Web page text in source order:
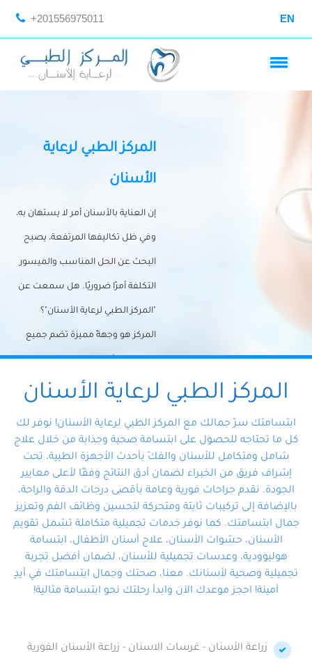
+201556975011 EN
المركز الطبي لرعاية
الأسنان
إن العناية بالأسنان أمر لا يستهان به،
وفي ظل تكاليفها المرتفعة، يصبح
البحث عن الحل المناسب والميسور
التكلفة أمرًا ضروريًا. هل سمعت عن
"المركز الطبي لرعاية الأسنان"؟
المركز هو وجهةً مميزة تضم جميع
احتياجات الأسنان تحت سقف واحد،
وتضمن لك حلاً شاملًا لجميع
المتخصص ذوي الخبرة، ستجد نفسك
في أيد أمينة تلبي احتياجاتك بكل
احترافية ودقة.
المركز الطبي لرعاية الأسنان
ابتسامتك سرّ جمالك مع المركز الطبي لرعاية الأسنان! نوفر لك
كل ما تحتاجه للحصول على ابتسامة صحية وجذابة من خلال علاج
شامل ومتكامل للأسنان والفكّ بأحدث الأجهزة الطبية، تحت
إشراف فريق من الخبراء لضمان أدق النتائج وفقًا لأعلى معايير
الجودة. نقدم جراحات فورية وعامة بأقصى درجات الدقة والراحة،
بالإضافة إلى تركيبات ثابتة ومتحركة لتحسين وظائف الفم وتعزيز
جمال ابتسامتك. كما نوفر خدمات تجميلية متكاملة تشمل تقويم
الأسنان، حشوات الأسنان، علاج أسنان الأطفال، ابتسامة
هوليوودية، وعدسات تجميلية للأسنان، لضمان أفضل تجربة
تجميلية وصحية لأسنانك. معنا، صحتك وجمال ابتسامتك في أيدٍ
أمينة! احجز موعدك الآن وابدأ رحلتك نحو ابتسامة مثالية!
زراعة الأسنان - غرسات الاسنان - زراعة الأسنان الفورية